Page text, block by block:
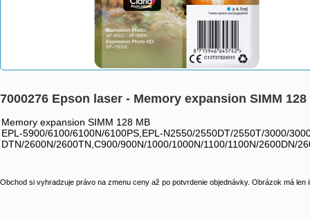
7000276 Epson laser - Memory expansion SIMM 128
Memory expansion SIMM 128 MB
EPL-5900/6100/6100N/6100PS,EPL-N2550/2550DT/2550T/3000/
DTN/2600N/2600TN,C900/900N/1000/1000N/1100/1100N/2600DN/
Obchod si vyhradzuje právo na zmenu ceny až po potvrdenie objednávky. Obrázok má len